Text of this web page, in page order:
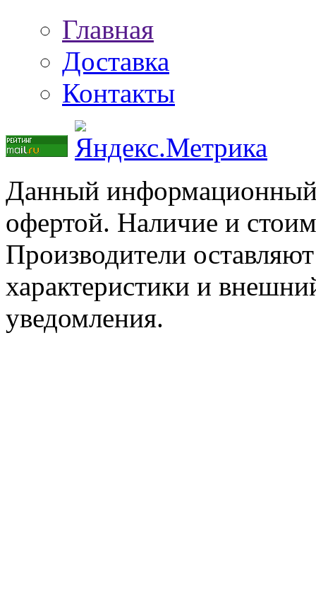
Главная
Доставка
Контакты
Данный информационный
офертой. Наличие и
Производители
характеристики и
уведомления.